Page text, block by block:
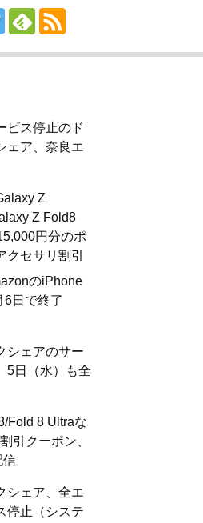
ビス停止のド
ェア、奈良エ
Z
Z Fold8
円分のポ
クセサリ割引
のiPhone
6日で終了
シェアのサー
5日（水）も全
Fold 8 Ultraな
引クーポン、
信
シェア、全エ
停止（システ